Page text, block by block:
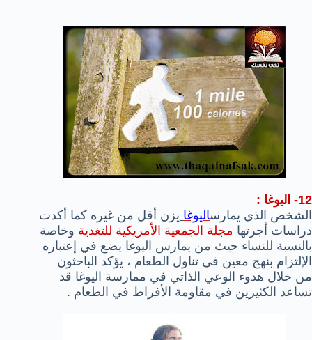
12- اليوغا :
الشخص الذي يمارساليوغا يزن أقل من غيره كما أكدت
دراسات أجرتها مجلة الجمعية الأمريكية للتغدية وخاصة
بالنسبة للنساء حيث من يمارس اليوغا يضع في إعتباره
الإلتزام بنهج معين في تناول الطعام ، يؤكد الباحثون
من خلال هدوء الوعي الذاتي في ممارسة اليوغا قد
تساعد الكثيرين في مقاومة الأفراط في الطعام .